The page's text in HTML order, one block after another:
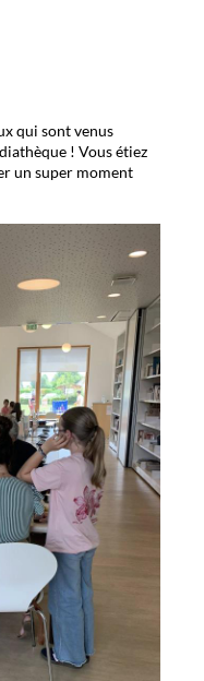
qui sont venus
! Vous étiez
un super moment